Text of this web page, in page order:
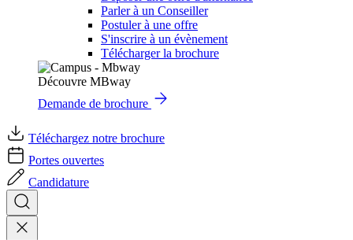
Parler à un Conseiller
Postuler à une offre
S'inscrire à un évènement
Télécharger la brochure
Découvre MBway
Demande de brochure
Téléchargez notre brochure
Portes ouvertes
Candidature